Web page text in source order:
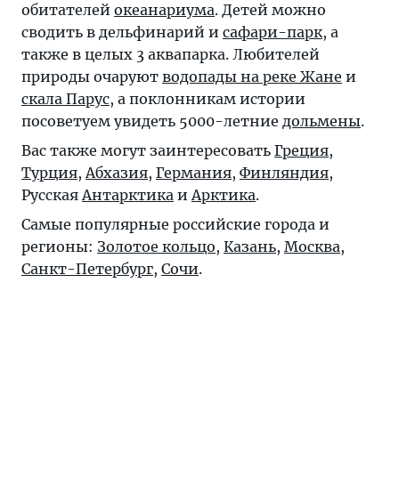
обитателей океанариума. Детей можно
сводить в дельфинарий и сафари-парк, а
также в целых 3 аквапарка. Любителей
природы очаруют водопады на реке Жане и
скала Парус, а поклонникам истории
посоветуем увидеть 5000-летние дольмены.
Вас также могут заинтересовать Греция,
Турция,Абхазия, Германия, Финляндия,
РусскаяАнтарктика иАрктика.
Самые популярные российские города и
регионы: Золотое кольцо, Казань, Москва,
Санкт-Петербург, Сочи.